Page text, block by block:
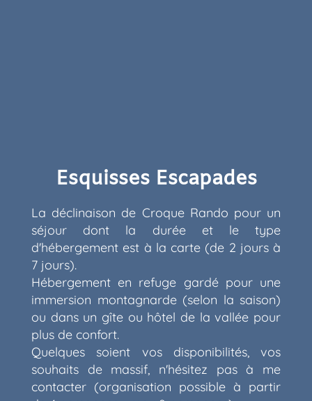
Esquisses Escapades
La déclinaison de Croque Rando pour un
séjour dont la durée et le type
d'hébergement est à la carte (de 2 jours à
7 jours).
Hébergement en refuge gardé pour une
immersion montagnarde (selon la saison)
ou dans un gîte ou hôtel de la vallée pour
plus de confort.
Quelques soient vos disponibilités, vos
souhaits de massif, n'hésitez pas à me
contacter (organisation possible à partir